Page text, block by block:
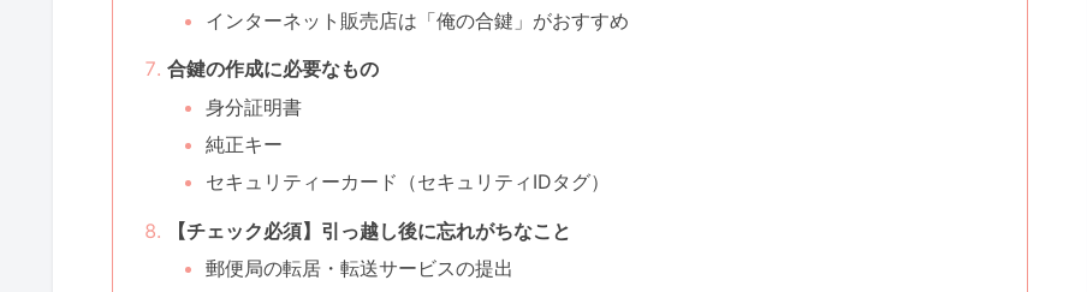
インターネット販売店は「俺の合鍵」がおすすめ
合鍵の作成に必要なもの
身分証明書
純正キー
セキュリティーカード（セキュリティIDタグ）
【チェック必須】引っ越し後に忘れがちなこと
郵便局の転居・転送サービスの提出